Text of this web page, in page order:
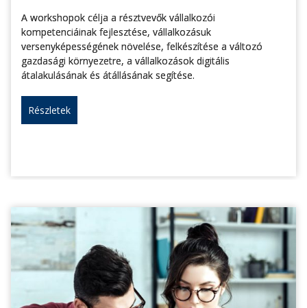
A workshopok célja a résztvevők vállalkozói
kompetenciáinak fejlesztése, vállalkozásuk
versenyképességének növelése, felkészítése a változó
gazdasági környezetre, a vállalkozások digitális
átalakulásának és átállásának segítése.
Részletek